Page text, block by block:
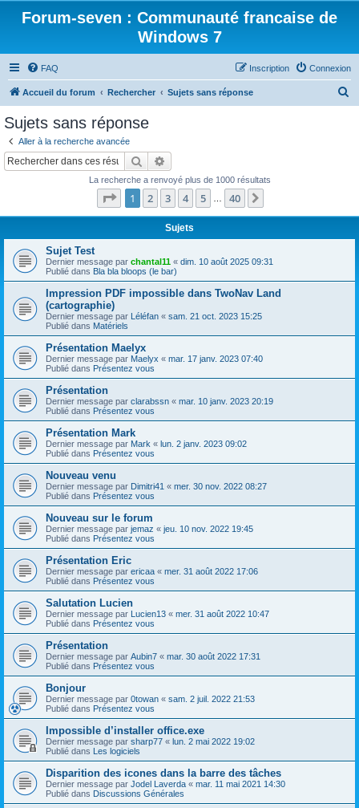
Forum-seven : Communauté francaise de
Windows 7
FAQ Connexion
Inscription
Accueil du forum Rechercher Sujets sans réponse
Sujets sans réponse
Aller à la recherche avancée
Rechercher
La recherche a renvoyé plus de 1000 résultats
Page 1sur40
1 2 3 4 5 40
Sujets
Sujet Test
Dernier message par chantal11 « dim. 10 août 2025 09:31
Publié dans Bla bla bloops (le bar)
Impression PDF impossible dans TwoNav Land
(cartographie)
Dernier message par Léléfan « sam. 21 oct. 2023 15:25
Publié dans Matériels
Présentation Maelyx
Dernier message par Maelyx « mar. 17 janv. 2023 07:40
Publié dans Présentez vous
Présentation
Dernier message par clarabssn « mar. 10 janv. 2023 20:19
Publié dans Présentez vous
Présentation Mark
Dernier message par Mark « lun. 2 janv. 2023 09:02
Publié dans Présentez vous
Nouveau venu
Dernier message par Dimitri41 « mer. 30 nov. 2022 08:27
Publié dans Présentez vous
Nouveau sur le forum
Dernier message par jemaz « jeu. 10 nov. 2022 19:45
Publié dans Présentez vous
Présentation Eric
Dernier message par ericaa « mer. 31 août 2022 17:06
Publié dans Présentez vous
Salutation Lucien
Dernier message par Lucien13 « mer. 31 août 2022 10:47
Publié dans Présentez vous
Présentation
Dernier message par Aubin7 « mar. 30 août 2022 17:31
Publié dans Présentez vous
Bonjour
Dernier message par 0towan « sam. 2 juil. 2022 21:53
Publié dans Présentez vous
Impossible d’installer office.exe
Dernier message par sharp77 « lun. 2 mai 2022 19:02
Publié dans Les logiciels
Disparition des icones dans la barre des tâches
Dernier message par Jodel Laverda « mar. 11 mai 2021 14:30
Publié dans Discussions Générales